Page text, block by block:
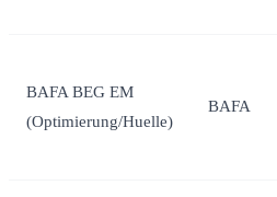
BAFA BEG EM
(Optimierung/Huelle)
BAFA